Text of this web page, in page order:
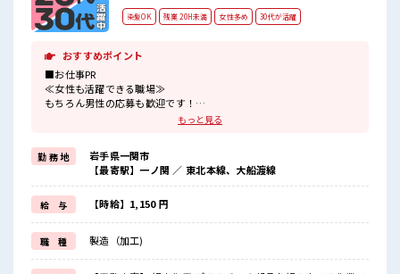
染髪OK 残業 20H未満 女性多め 30代が活躍
おすすめポイント
■お仕事PR
≪女性も活躍できる職場≫
もちろん男性の応募も歓迎です！
≪無理なくお給料に残業代を上乗せ≫
ほどよく稼げます♪
≪モチベーションもUP≫
派手過ぎなければ髪型や髪色自由♪
(規定有)≪動きやすい制服アリ≫
制服があるので、
毎日の服装の悩み解消♪
≪未経験の方も大カンゲイ≫
新しいことにチャレンジするのは不安だけど、
しっかり働く環境が整っています！
もっと見る
勤 務 地
岩手県一関市
【最寄駅】一ノ関 ／ 東北本線、大船渡線
給 与 【時給】1,150 円
職 種 製造（加工)